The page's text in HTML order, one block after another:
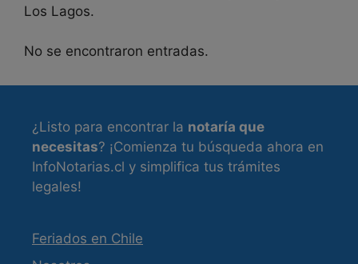
Los Lagos.
No se encontraron entradas.
¿Listo para encontrar la notaría que
necesitas? ¡Comienza tu búsqueda ahora en
InfoNotarias.cl y simplifica tus trámites
legales!
Feriados en Chile